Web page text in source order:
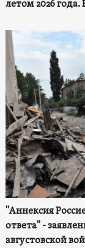
летом 2026
"Аннексия
ответа" -
августовской